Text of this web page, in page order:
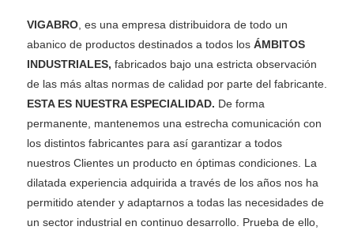
VIGABRO, es una empresa distribuidora de todo un
abanico de productos destinados a todos los ÁMBITOS
INDUSTRIALES, fabricados bajo una estricta observación
de las más altas normas de calidad por parte del fabricante.
ESTA ES NUESTRA ESPECIALIDAD. De forma
permanente, mantenemos una estrecha comunicación con
los distintos fabricantes para así garantizar a todos
nuestros Clientes un producto en óptimas condiciones. La
dilatada experiencia adquirida a través de los años nos ha
permitido atender y adaptarnos a todas las necesidades de
un sector industrial en continuo desarrollo. Prueba de ello,